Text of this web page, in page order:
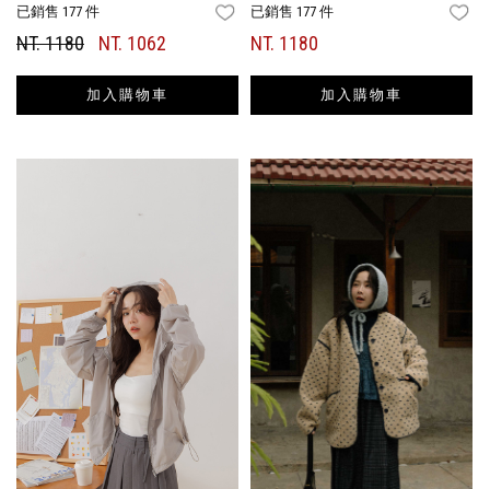
已銷售 177 件 FAVORITES
NT. 1180 NT. 1062
加入購物車
已銷售 177 件
NT. 1180
加入購物車